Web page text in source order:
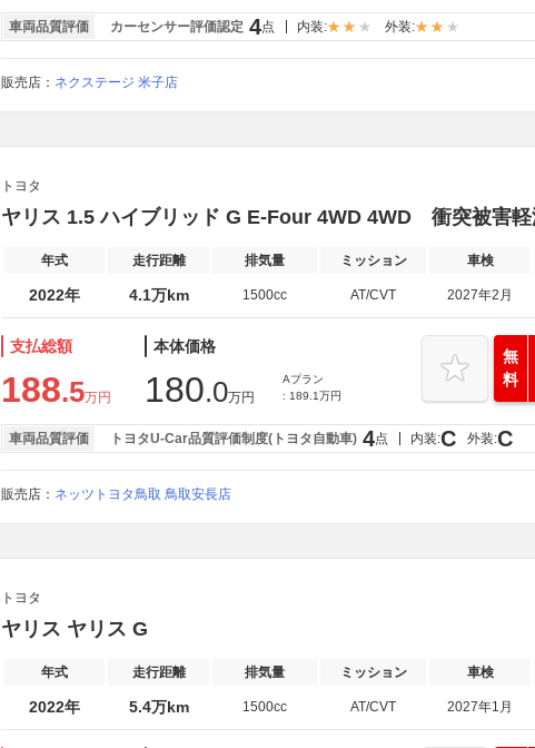
車両品質評価 カーセンサー評価認定 4点 内装: 外装:
販売店： ネクステージ 米子店
トヨタ
ヤリス 1.5 ハイブリッド G E-Four 4WD 4WD 衝突被害軽
年式 走行距離 排気量 ミッション 車検
2022年 4.1万km 1500cc AT/CVT 2027年2月
支払総額
188.5万円
本体価格
180.0万円
Aプラン
: 189.1万円
無
料
車両品質評価 トヨタU-Car品質評価制度(トヨタ自動車) 4点 内装:C 外装:C
販売店： ネッツトヨタ鳥取 鳥取安長店
トヨタ
ヤリス ヤリス G
年式 走行距離 排気量 ミッション 車検
2022年 5.4万km 1500cc AT/CVT 2027年1月